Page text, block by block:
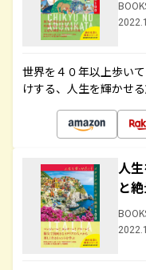
世界を４０年以上歩い
けする、人生を輝かせ
人
と